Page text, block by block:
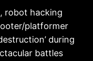
robot hacking
platformer
during
battles